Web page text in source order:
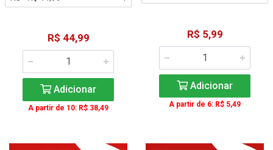
R$ 44,99
Adicionar
A partir de 10: R$ 38,49
R$ 5,99
Adicionar
A partir de 6: R$ 5,49